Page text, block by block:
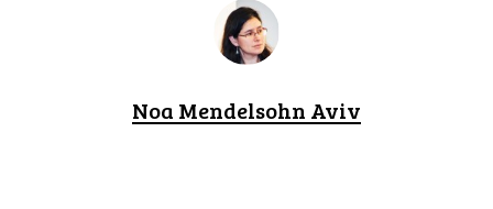
Noa Mendelsohn Aviv